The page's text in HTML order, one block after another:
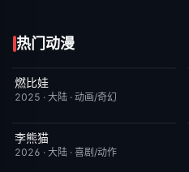
热门动漫
HD国语
燃比娃
2025 · 大陆 · 动画/奇幻
更新至第4集
李熊猫
2026 · 大陆 · 喜剧/动作